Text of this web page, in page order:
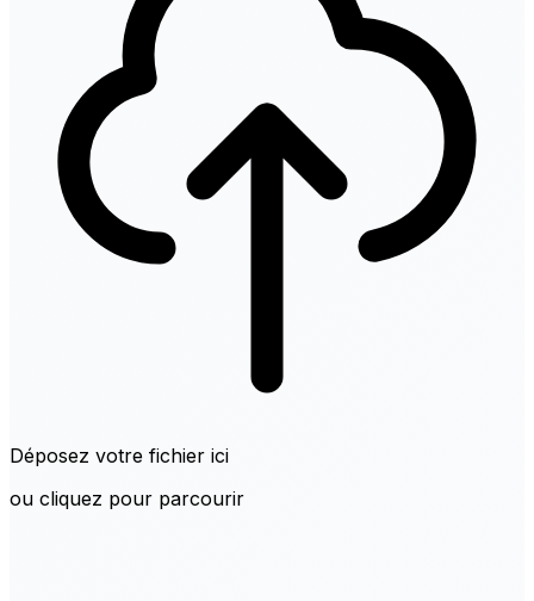
Déposez votre fichier ici
ou cliquez pour parcourir